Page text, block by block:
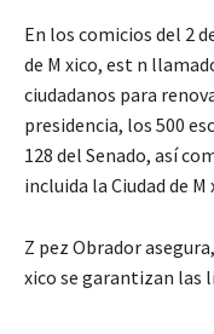
En los comicios del 2
de M xico, est n
ciudadanos para
presidencia, los 500
128 del Senado, así
incluida la Ciudad de M
Z pez Obrador
xico se garantizan las